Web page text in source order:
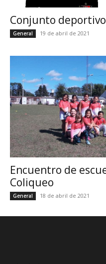
Conjunto
General 19 de abril de 2021
Encuentro de
Coliqueo
General 18 de abril de 2021